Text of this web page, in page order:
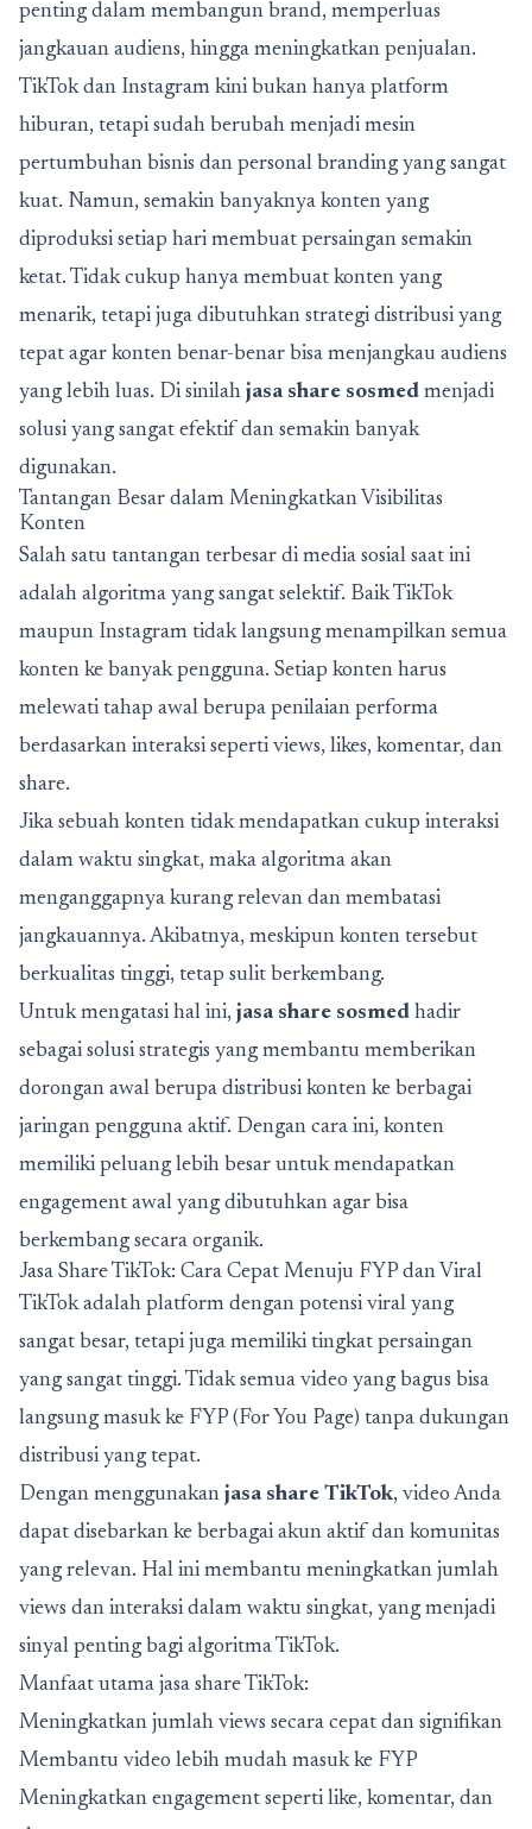
penting dalam membangun brand, memperluas
jangkauan audiens, hingga meningkatkan penjualan.
TikTok dan Instagram kini bukan hanya platform
hiburan, tetapi sudah berubah menjadi mesin
pertumbuhan bisnis dan personal branding yang sangat
kuat. Namun, semakin banyaknya konten yang
diproduksi setiap hari membuat persaingan semakin
ketat. Tidak cukup hanya membuat konten yang
menarik, tetapi juga dibutuhkan strategi distribusi yang
tepat agar konten benar-benar bisa menjangkau audiens
yang lebih luas. Di sinilah jasa share sosmed menjadi
solusi yang sangat efektif dan semakin banyak
digunakan.
Tantangan Besar dalam Meningkatkan Visibilitas
Konten
Salah satu tantangan terbesar di media sosial saat ini
adalah algoritma yang sangat selektif. Baik TikTok
maupun Instagram tidak langsung menampilkan semua
konten ke banyak pengguna. Setiap konten harus
melewati tahap awal berupa penilaian performa
berdasarkan interaksi seperti views, likes, komentar, dan
share.
Jika sebuah konten tidak mendapatkan cukup interaksi
dalam waktu singkat, maka algoritma akan
menganggapnya kurang relevan dan membatasi
jangkauannya. Akibatnya, meskipun konten tersebut
berkualitas tinggi, tetap sulit berkembang.
Untuk mengatasi hal ini, jasa share sosmed hadir
sebagai solusi strategis yang membantu memberikan
dorongan awal berupa distribusi konten ke berbagai
jaringan pengguna aktif. Dengan cara ini, konten
memiliki peluang lebih besar untuk mendapatkan
engagement awal yang dibutuhkan agar bisa
berkembang secara organik.
Jasa Share TikTok: Cara Cepat Menuju FYP dan Viral
TikTok adalah platform dengan potensi viral yang
sangat besar, tetapi juga memiliki tingkat persaingan
yang sangat tinggi. Tidak semua video yang bagus bisa
langsung masuk ke FYP (For You Page) tanpa dukungan
distribusi yang tepat.
Dengan menggunakan jasa share TikTok, video Anda
dapat disebarkan ke berbagai akun aktif dan komunitas
yang relevan. Hal ini membantu meningkatkan jumlah
views dan interaksi dalam waktu singkat, yang menjadi
sinyal penting bagi algoritma TikTok.
Manfaat utama jasa share TikTok:
Meningkatkan jumlah views secara cepat dan signifikan
Membantu video lebih mudah masuk ke FYP
Meningkatkan engagement seperti like, komentar, dan